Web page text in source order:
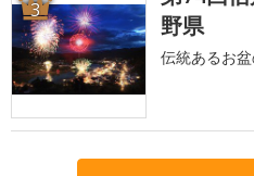
3
野県
伝統あるお